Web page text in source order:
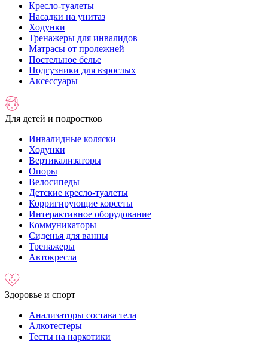
Кресло-туалеты
Насадки на унитаз
Ходунки
Тренажеры для инвалидов
Матрасы от пролежней
Постельное белье
Подгузники для взрослых
Аксессуары
Для детей и подростков
Инвалидные коляски
Ходунки
Вертикализаторы
Опоры
Велосипеды
Детские кресло-туалеты
Корригирующие корсеты
Интерактивное оборудование
Коммуникаторы
Сиденья для ванны
Тренажеры
Автокресла
Здоровье и спорт
Анализаторы состава тела
Алкотестеры
Тесты на наркотики